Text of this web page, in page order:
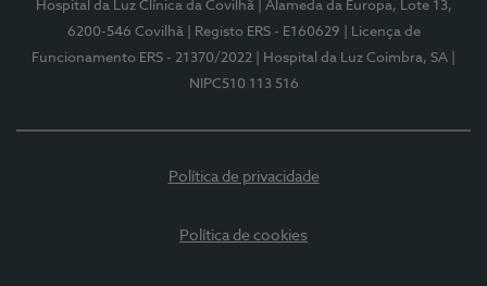
Hospital da Luz Clínica da Covilhã
| Alameda da Europa, Lote 13,
6200-546 Covilhã
| Registo ERS - E160629
| Licença de
Funcionamento ERS - 21370/2022
| Hospital da Luz Coimbra, SA
NIPC510 113 516
Política de privacidade
Política de cookies